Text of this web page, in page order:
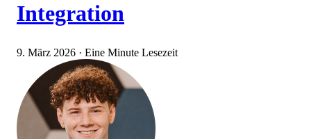
Integration
9. März 2026 · Eine Minute Lesezeit